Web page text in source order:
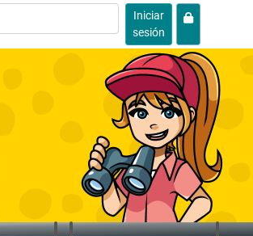
Iniciar
sesión